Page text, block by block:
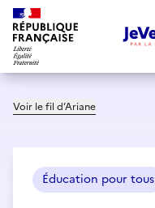
Voir le fil d’Ariane
Éducation pour tous